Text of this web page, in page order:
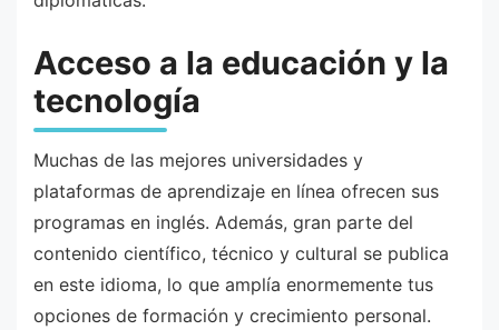
Acceso a la educación y la
tecnología
Muchas de las mejores universidades y
plataformas de aprendizaje en línea ofrecen sus
programas en inglés. Además, gran parte del
contenido científico, técnico y cultural se publica
en este idioma, lo que amplía enormemente tus
opciones de formación y crecimiento personal.